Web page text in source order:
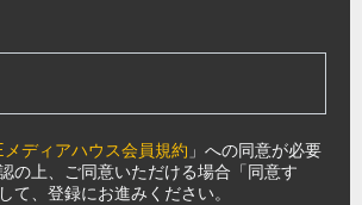
メディアハウス会員規約 」への同意が必要
の上、ご同意いただける場合「同意す
て、登録にお進みください。